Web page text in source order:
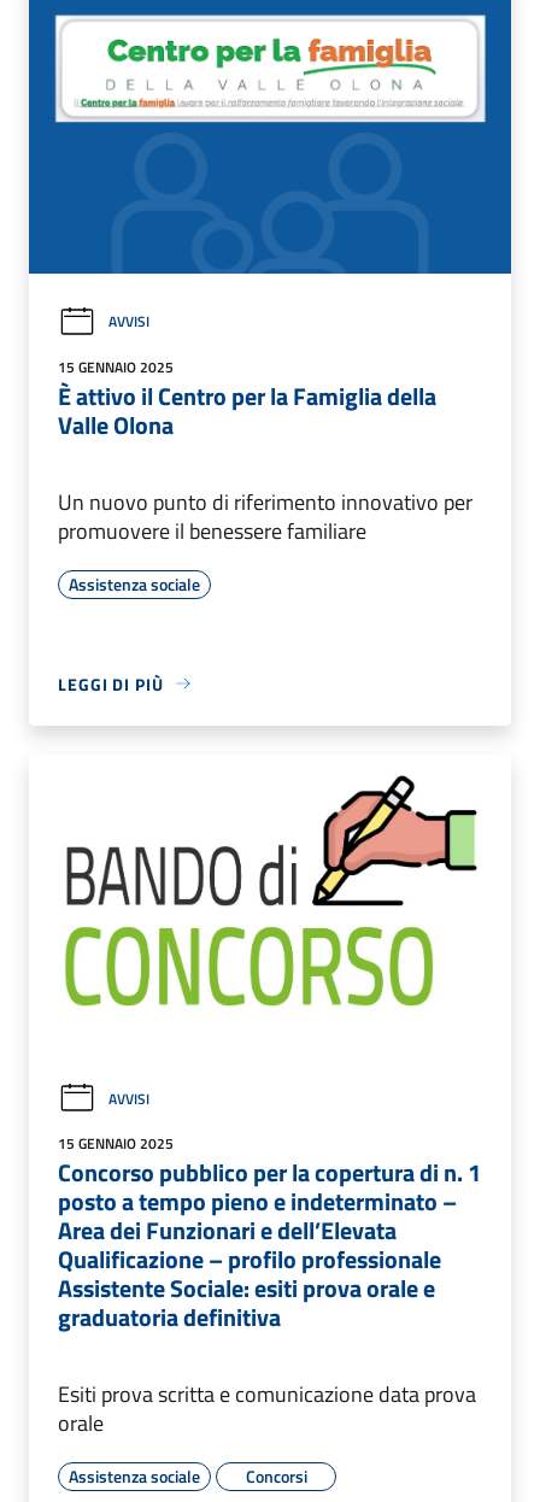
AVVISI
15 GENNAIO 2025
È attivo il Centro per la Famiglia della
Valle Olona
Un nuovo punto di riferimento innovativo per
promuovere il benessere familiare
Assistenza sociale
LEGGI DI PIÙ
AVVISI
15 GENNAIO 2025
Concorso pubblico per la copertura di n. 1
posto a tempo pieno e indeterminato –
Area dei Funzionari e dell’Elevata
Qualificazione – profilo professionale
Assistente Sociale: esiti prova orale e
graduatoria definitiva
Esiti prova scritta e comunicazione data prova
orale
Assistenza sociale Concorsi